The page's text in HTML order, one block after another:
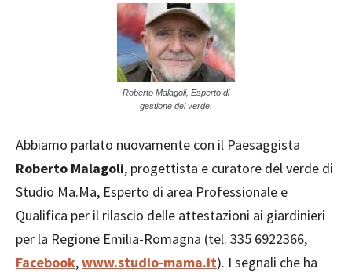
Roberto Malagoli, Esperto di
gestione del verde.
Abbiamo parlato nuovamente con il Paesaggista
Roberto Malagoli, progettista e curatore del verde di
Studio Ma.Ma, Esperto di area Professionale e
Qualifica per il rilascio delle attestazioni ai giardinieri
per la Regione Emilia-Romagna (tel. 335 6922366,
Facebook,www.studio-mama.it). I segnali che ha